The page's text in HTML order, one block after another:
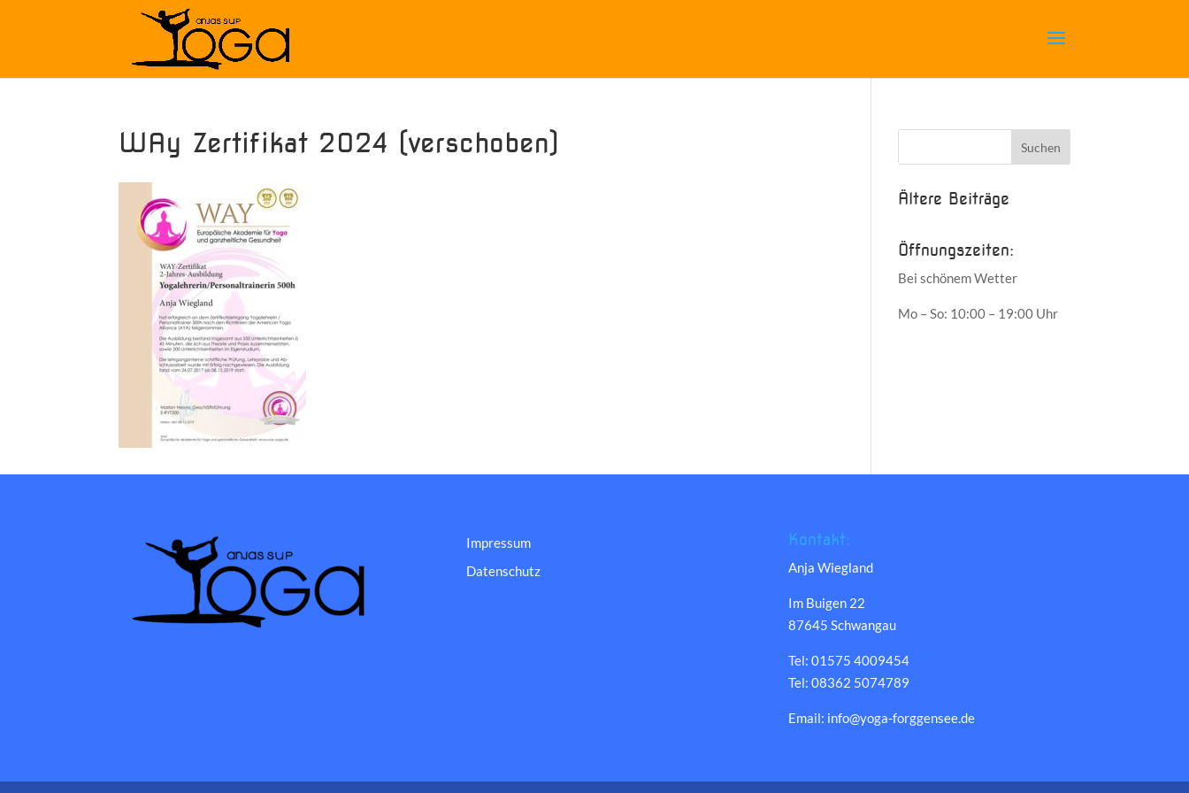
WAy Zertifikat 2024 (verschoben)
Ältere Beiträge
Öffnungszeiten:
Bei schönem Wetter
Mo – So: 10:00 – 19:00 Uhr
Impressum
Datenschutz
Kontakt:
Anja Wiegland
Im Buigen 22
87645 Schwangau
Tel: 01575 4009454
Tel: 08362 5074789
Email: info@yoga-forggensee.de